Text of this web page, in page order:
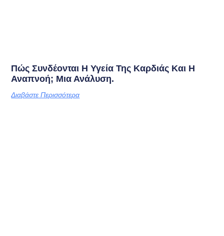
Πώς Συνδέονται Η Υγεία Της Καρδιάς Και Η
Αναπνοή; Μια Ανάλυση.
Διαβάστε Περισσότερα